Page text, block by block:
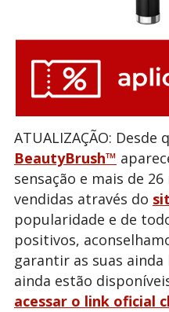
ATUALIZAÇÃO: Desde
BeautyBrush™
sensação e mais de
vendidas através do
popularidade e de
positivos,
garantir as suas ainda
ainda estão
acessar o link oficial